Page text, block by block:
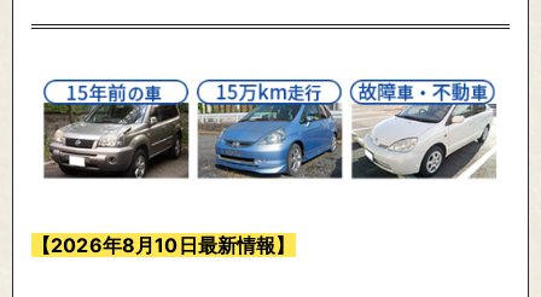
【2026年8月10 日最新情報】